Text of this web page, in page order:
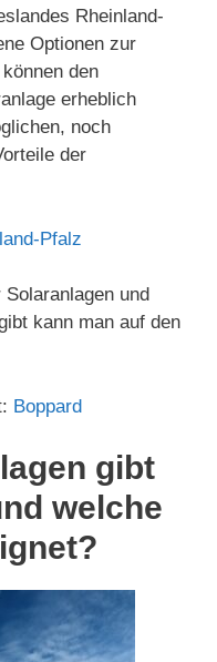
Rheinland-
Optionen zur
den
erheblich
noch
der
Pfalz
und
kann man auf den
Boppard
gibt
welche